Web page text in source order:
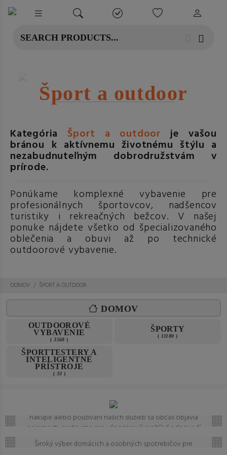
Šport a outdoor
Kategória Šport a outdoor je vašou
bránou k aktívnemu životnému štýlu a
nezabudnuteľným dobrodružstvám v
prírode.
Ponúkame komplexné vybavenie pre
profesionálnych športovcov, nadšencov
turistiky i rekreačných bežcov. V našej
ponuke nájdete všetko od špecializovaného
oblečenia a obuvi až po technické
outdoorové vybavenie.
DOMOV ŠPORT A OUTDOOR
DOMOV
OUTDOOROVÉ
VYBAVENIE
(3568 )
ŠPORTY
( 11180 )
ŠPORTTESTERY A
INTELIGENTNÉ
PRÍSTROJE
( 33 )
Máte otázku? Ste na správnom mieste.
nákupe alebo používaní našich služieb sa občas objavia
nejasnosti, preto sme pre vás pripravili prehľad odpovedí
nenájdete, čo hľadáte, neváhajte nám napísať – radi vám
Domáce a osobné spotrebiče
Široký výber domácich a osobných spotrebičov pre